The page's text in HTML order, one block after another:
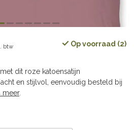
btw Op voorraad (2)
dit roze katoensatijn
en stijlvol, eenvoudig besteld bij
meer.